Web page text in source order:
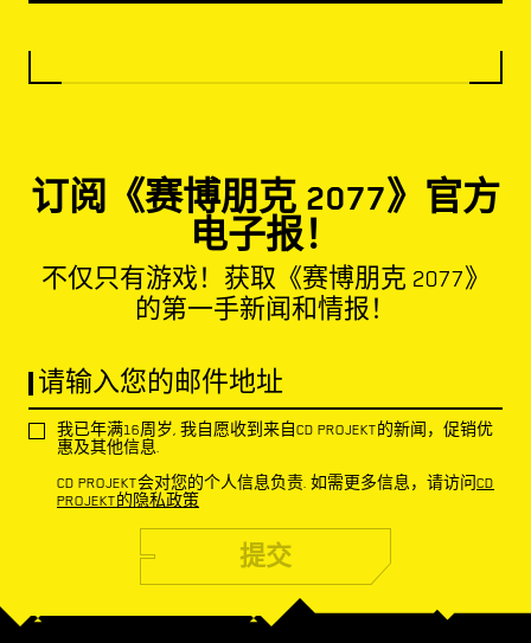
订阅《赛博朋克 2077》官方
电子报！
不仅只有游戏！获取《赛博朋克 2077》
的第一手新闻和情报！
请输入您的邮件地址
我已年满16周岁, 我自愿收到来自CD PROJEKT的新闻，促销优
惠及其他信息.
CD PROJEKT会对您的个人信息负责. 如需更多信息，请访问 CD
PROJEKT的隐私政策
提交